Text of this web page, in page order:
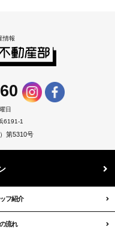
情報
日
6191-1
第5310号
フ紹介
流れ